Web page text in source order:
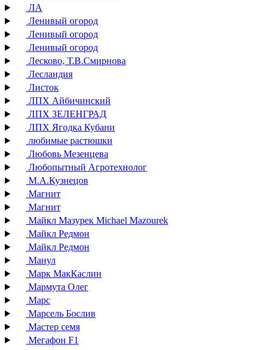
ЛА
Ленивый огород
Ленивый огород
Ленивый огород
Лесково, Т.В.Смирнова
Лесландия
Листок
ЛПХ Айбичинский
ЛПХ ЗЕЛЕНГРАД
ЛПХ Ягодка Кубани
любимые растюшки
Любовь Мезенцева
Любопытный Агротехнолог
М.А.Кузнецов
Магнит
Магнит
Майкл Мазурек Michael Mazourek
Майкл Редмон
Майкл Редмон
Манул
Марк МакКаслин
Мармута Олег
Марс
Марсель Бослив
Мастер семя
Мегафон F1